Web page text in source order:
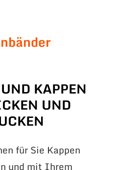
KAPPEN
UND
für Sie Kappen
und mit Ihrem